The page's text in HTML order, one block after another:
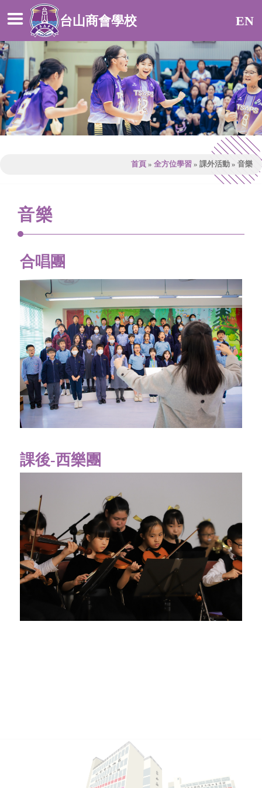
台山商會學校 EN
首頁 » 全方位學習 » 課外活動 » 音樂
音樂
合唱團
課後-西樂團